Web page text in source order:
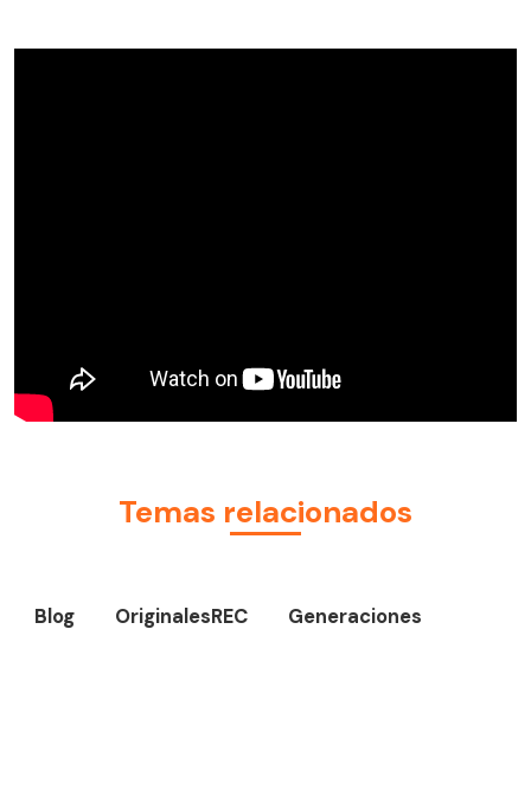
Temas relacionados
Blog OriginalesREC Generaciones